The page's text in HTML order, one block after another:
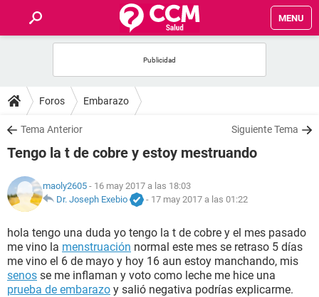
MENU
FOROS
SALUD
FAMILIA
NUTRICIÓN
BIENESTAR
SEXUALIDAD
Foros Embarazo
Tema Anterior Siguiente Tema
Tengo la t de cobre y estoy mestruando
maoly2605 - 16 may 2017 a las 18:03
Dr. Joseph Exebio
- 17 may 2017 a las 01:22
hola tengo una duda yo tengo la t de cobre y el mes pasado
me vino la menstruación normal este mes se retraso 5 días
me vino el 6 de mayo y hoy 16 aun estoy manchando, mis
senos se me inflaman y voto como leche me hice una
prueba de embarazo y salió negativa podrías explicarme.